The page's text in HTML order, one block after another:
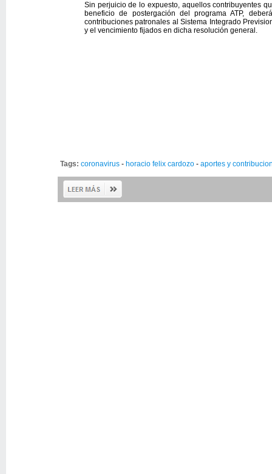
Sin perjuicio de lo expuesto, aquellos contribuyentes
beneficio de postergación del programa ATP,
contribuciones patronales al Sistema Integrado
y el vencimiento fijados en dicha resolución general.
Tags: coronavirus - horacio felix cardozo - aportes y